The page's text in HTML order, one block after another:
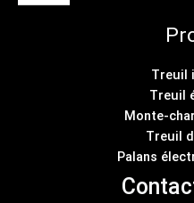
Treuil
Treuil
Monte-
Treuil
Palans